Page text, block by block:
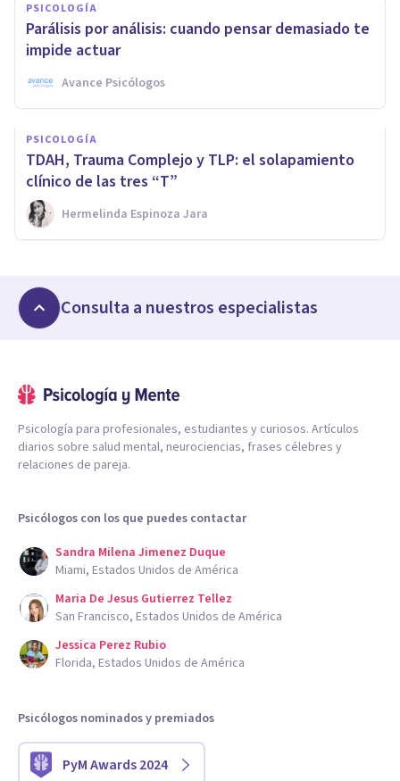
PSICOLOGÍA
Parálisis por análisis: cuando pensar demasiado te
impide actuar
Avance Psicólogos
PSICOLOGÍA
TDAH, Trauma Complejo y TLP: el solapamiento
clínico de las tres “T”
Hermelinda Espinoza Jara
Consulta a nuestros especialistas
Psicología para profesionales, estudiantes y curiosos. Artículos
diarios sobre salud mental, neurociencias, frases célebres y
relaciones de pareja.
Psicólogos con los que puedes contactar
Sandra Milena Jimenez Duque
Miami, Estados Unidos de América
Maria De Jesus Gutierrez Tellez
San Francisco, Estados Unidos de América
Jessica Perez Rubio
Florida, Estados Unidos de América
Psicólogos nominados y premiados
PyM Awards 2024